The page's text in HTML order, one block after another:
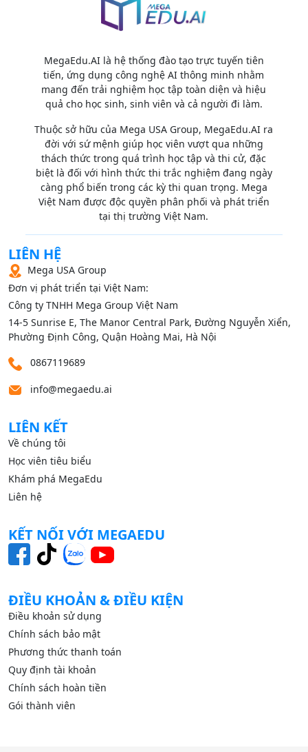
MegaEdu.AI là hệ thống đào tạo trực tuyến tiên
tiến, ứng dụng công nghệ AI thông minh nhằm
mang đến trải nghiệm học tập toàn diện và hiệu
quả cho học sinh, sinh viên và cả người đi làm.
Thuộc sở hữu của Mega USA Group, MegaEdu.AI ra
đời với sứ mệnh giúp học viên vượt qua những
thách thức trong quá trình học tập và thi cử, đặc
biệt là đối với hình thức thi trắc nghiệm đang ngày
càng phổ biến trong các kỳ thi quan trọng. Mega
Việt Nam được độc quyền phân phối và phát triển
tại thị trường Việt Nam.
LIÊN HỆ
Mega USA Group
Đơn vị phát triển tại Việt Nam:
Công ty TNHH Mega Group Việt Nam
14‑5 Sunrise E, The Manor Central Park, Đường Nguyễn Xiển,
Phường Định Công, Quận Hoàng Mai, Hà Nội
0867119689
info@megaedu.ai
LIÊN KẾT
Về chúng tôi
Học viên tiêu biểu
Khám phá MegaEdu
Liên hệ
KẾT NỐI VỚI MEGAEDU
ĐIỀU KHOẢN & ĐIỀU KIỆN
Điều khoản sử dụng
Chính sách bảo mật
Phương thức thanh toán
Quy định tài khoản
Chính sách hoàn tiền
Gói thành viên